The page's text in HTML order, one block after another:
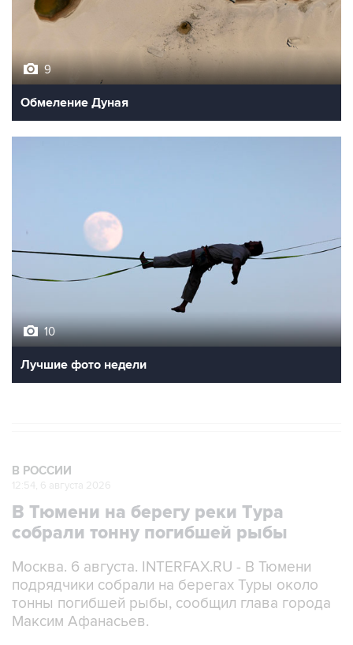
9
Обмеление Дуная
10
Лучшие фото недели
В РОССИИ
12:54, 6 августа 2026
В Тюмени на берегу реки Тура
собрали тонну погибшей рыбы
Москва. 6 августа. INTERFAX.RU - В Тюмени
подрядчики собрали на берегах Туры около
тонны погибшей рыбы, сообщил глава города
Максим Афанасьев.